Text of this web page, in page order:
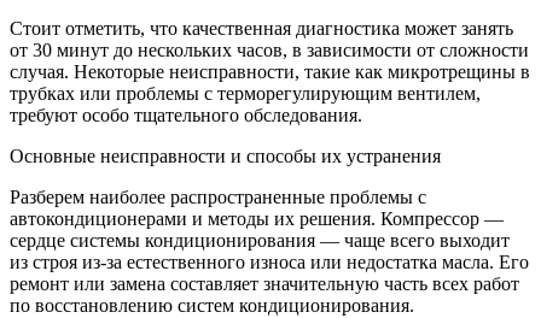
Стоит отметить, что качественная диагностика может занять
от 30 минут до нескольких часов, в зависимости от сложности
случая. Некоторые неисправности, такие как микротрещины в
трубках или проблемы с терморегулирующим вентилем,
требуют особо тщательного обследования.
Основные неисправности и способы их устранения
Разберем наиболее распространенные проблемы с
автокондиционерами и методы их решения. Компрессор —
сердце системы кондиционирования — чаще всего выходит
из строя из-за естественного износа или недостатка масла. Его
ремонт или замена составляет значительную часть всех работ
по восстановлению систем кондиционирования.